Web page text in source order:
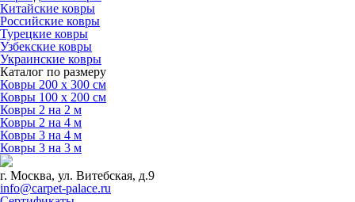
Китайские ковры
Российские ковры
Турецкие ковры
Узбекские ковры
Украинские ковры
Каталог по размеру
Ковры 200 х 300 см
Ковры 100 х 200 см
Ковры 2 на 2 м
Ковры 2 на 4 м
Ковры 3 на 4 м
Ковры 3 на 3 м
г. Москва, ул. Витебская, д.9
info@carpet-palace.ru